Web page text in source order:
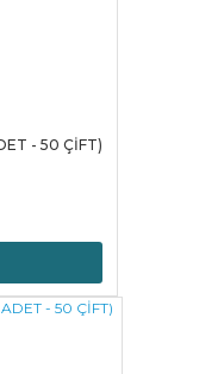
- 50 ÇİFT)